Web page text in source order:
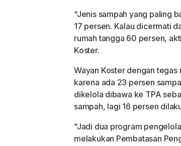
“Jenis sampah yang paling
17 persen. Kalau dicermati
rumah tangga 60 persen,
Koster.
Wayan Koster dengan
karena ada 23 persen
dikelola dibawa ke TPA
sampah, lagi 16 persen
“Jadi dua program
melakukan Pembatasan